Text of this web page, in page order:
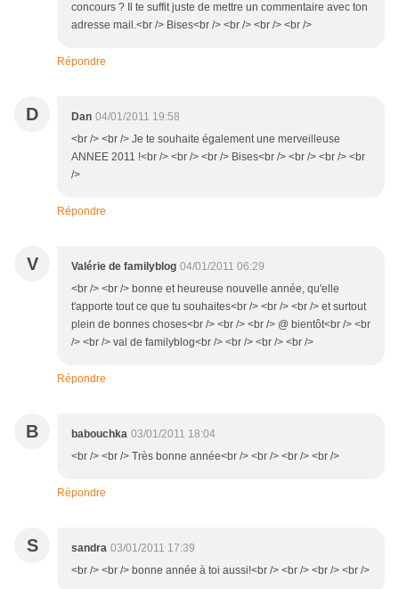
concours ? Il te suffit juste de mettre un commentaire avec ton
adresse mail.<br /> Bises<br /> <br /> <br /> <br />
Répondre
D Dan 04/01/2011 19:58
<br /> <br /> Je te souhaite également une merveilleuse
ANNEE 2011 !<br /> <br /> <br /> Bises<br /> <br /> <br /> <br
/>
Répondre
V Valérie de familyblog 04/01/2011 06:29
<br /> <br /> bonne et heureuse nouvelle année, qu'elle
t'apporte tout ce que tu souhaites<br /> <br /> <br /> et surtout
plein de bonnes choses<br /> <br /> <br /> @ bientôt<br /> <br
/> <br /> val de familyblog<br /> <br /> <br /> <br />
Répondre
B babouchka 03/01/2011 18:04
<br /> <br /> Très bonne année<br /> <br /> <br /> <br />
Répondre
S sandra 03/01/2011 17:39
<br /> <br /> bonne année à toi aussi!<br /> <br /> <br /> <br />